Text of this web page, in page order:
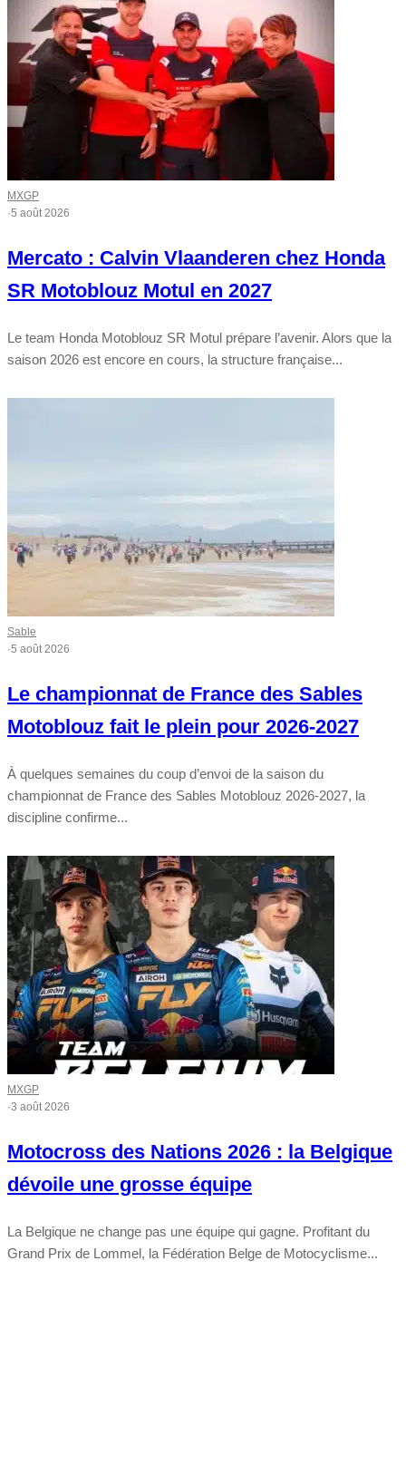
MXGP
·5 août 2026
Mercato : Calvin Vlaanderen chez Honda
SR Motoblouz Motul en 2027
Le team Honda Motoblouz SR Motul prépare l’avenir. Alors que la
saison 2026 est encore en cours, la structure française...
Sable
·5 août 2026
Le championnat de France des Sables
Motoblouz fait le plein pour 2026-2027
À quelques semaines du coup d’envoi de la saison du
championnat de France des Sables Motoblouz 2026-2027, la
discipline confirme...
MXGP
·3 août 2026
Motocross des Nations 2026 : la Belgique
dévoile une grosse équipe
La Belgique ne change pas une équipe qui gagne. Profitant du
Grand Prix de Lommel, la Fédération Belge de Motocyclisme...